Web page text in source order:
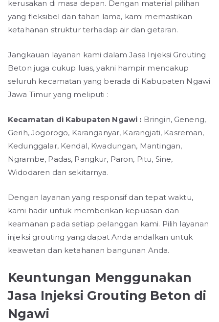
kerusakan di masa depan. Dengan material pilihan
yang fleksibel dan tahan lama, kami memastikan
ketahanan struktur terhadap air dan getaran.
Jangkauan layanan kami dalam Jasa Injeksi Grouting
Beton juga cukup luas, yakni hampir mencakup
seluruh kecamatan yang berada di Kabupaten Ngawi
Jawa Timur yang meliputi :
Kecamatan di Kabupaten Ngawi : Bringin, Geneng,
Gerih, Jogorogo, Karanganyar, Karangjati, Kasreman,
Kedunggalar, Kendal, Kwadungan, Mantingan,
Ngrambe, Padas, Pangkur, Paron, Pitu, Sine,
Widodaren dan sekitarnya.
Dengan layanan yang responsif dan tepat waktu,
kami hadir untuk memberikan kepuasan dan
keamanan pada setiap pelanggan kami. Pilih layanan
injeksi grouting yang dapat Anda andalkan untuk
keawetan dan ketahanan bangunan Anda.
Keuntungan Menggunakan
Jasa Injeksi Grouting Beton di
Ngawi